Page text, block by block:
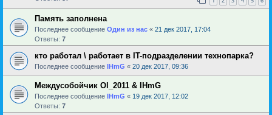
Память заполнена
Последнее сообщение Один из нас « 21 дек 2017, 17:04
Ответы: 7
кто работал \ работает в IT-подразделении технопарка?
Последнее сообщение IHmG « 20 дек 2017, 09:36
Междусобойчик Ol_2011 & IHmG
Последнее сообщение IHmG « 19 дек 2017, 12:02
Ответы: 7